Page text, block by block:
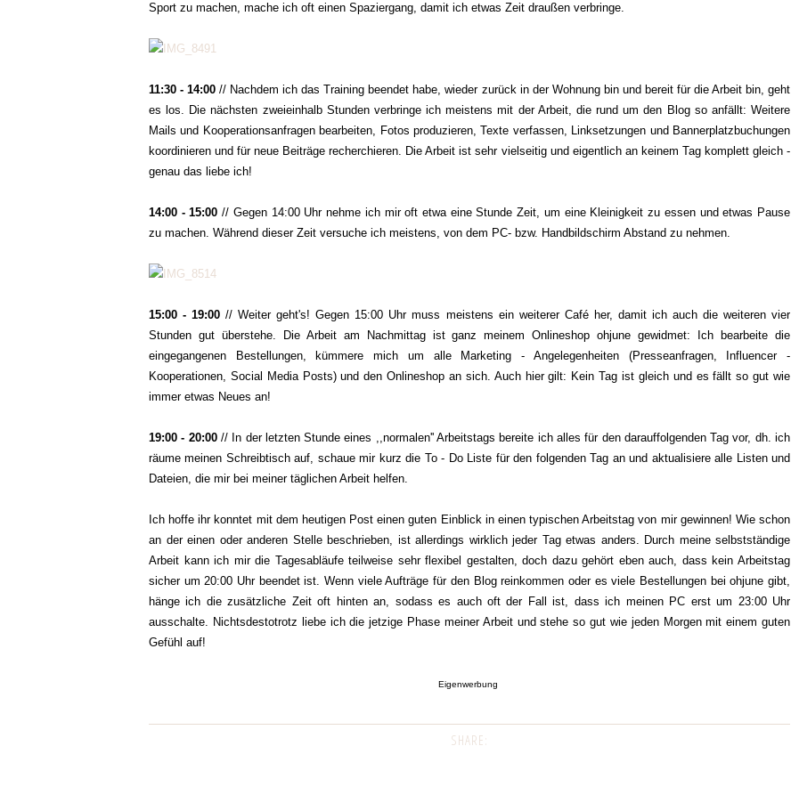
Sport zu machen, mache ich oft einen Spaziergang, damit ich etwas Zeit draußen verbringe.
11:30 - 14:00 // Nachdem ich das Training beendet habe, wieder zurück in der Wohnung bin und bereit für die Arbeit bin, geht
es los. Die nächsten zweieinhalb Stunden verbringe ich meistens mit der Arbeit, die rund um den Blog so anfällt: Weitere
Mails und Kooperationsanfragen bearbeiten, Fotos produzieren, Texte verfassen, Linksetzungen und Bannerplatzbuchungen
koordinieren und für neue Beiträge recherchieren. Die Arbeit ist sehr vielseitig und eigentlich an keinem Tag komplett gleich -
genau das liebe ich!
14:00 - 15:00 // Gegen 14:00 Uhr nehme ich mir oft etwa eine Stunde Zeit, um eine Kleinigkeit zu essen und etwas Pause
zu machen. Während dieser Zeit versuche ich meistens, von dem PC- bzw. Handbildschirm Abstand zu nehmen.
15:00 - 19:00 // Weiter geht's! Gegen 15:00 Uhr muss meistens ein weiterer Café her, damit ich auch die weiteren vier
Stunden gut überstehe. Die Arbeit am Nachmittag ist ganz meinem Onlineshop ohjune gewidmet: Ich bearbeite die
eingegangenen Bestellungen, kümmere mich um alle Marketing - Angelegenheiten (Presseanfragen, Influencer -
Kooperationen, Social Media Posts) und den Onlineshop an sich. Auch hier gilt: Kein Tag ist gleich und es fällt so gut wie
immer etwas Neues an!
19:00 - 20:00// In der letzten Stunde eines ,,normalen'' Arbeitstags bereite ich alles für den darauffolgenden Tag vor, dh. ich
räume meinen Schreibtisch auf, schaue mir kurz die To - Do Liste für den folgenden Tag an und aktualisiere alle Listen und
Dateien, die mir bei meiner täglichen Arbeit helfen.
Ich hoffe ihr konntet mit dem heutigen Post einen guten Einblick in einen typischen Arbeitstag von mir gewinnen! Wie schon
an der einen oder anderen Stelle beschrieben, ist allerdings wirklich jeder Tag etwas anders. Durch meine selbstständige
Arbeit kann ich mir die Tagesabläufe teilweise sehr flexibel gestalten, doch dazu gehört eben auch, dass kein Arbeitstag
sicher um 20:00 Uhr beendet ist. Wenn viele Aufträge für den Blog reinkommen oder es viele Bestellungen bei ohjune gibt,
hänge ich die zusätzliche Zeit oft hinten an, sodass es auch oft der Fall ist, dass ich meinen PC erst um 23:00 Uhr
ausschalte. Nichtsdestotrotz liebe ich die jetzige Phase meiner Arbeit und stehe so gut wie jeden Morgen mit einem guten
Gefühl auf!
Eigenwerbung
SHARE: